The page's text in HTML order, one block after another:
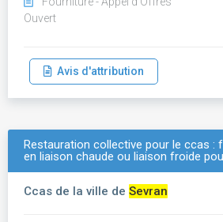
Ouvert
Avis d'attribution
Restauration collective pour le ccas :
en liaison chaude ou liaison froide
Ccas de la ville de Sevran